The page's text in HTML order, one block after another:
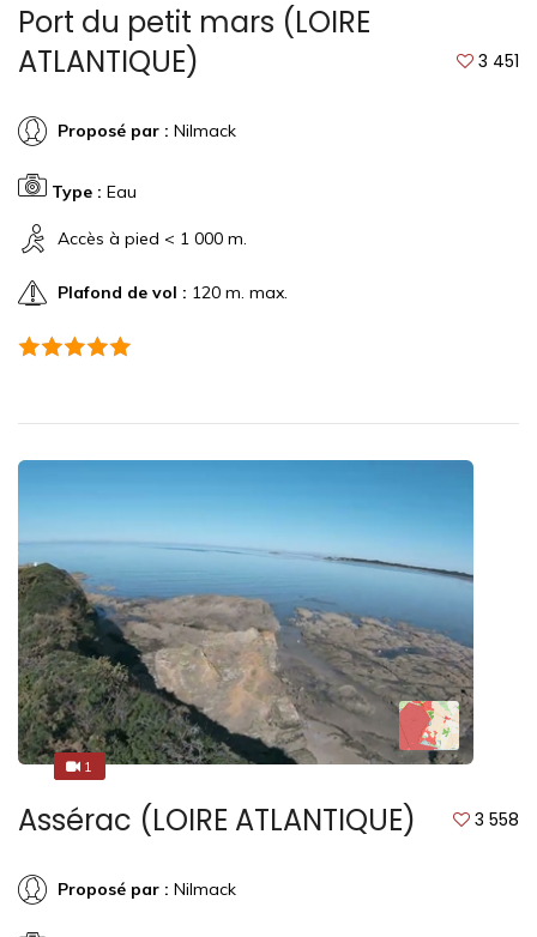
Port du petit mars (LOIRE
ATLANTIQUE)
3 451
Proposé par : Nilmack
Type : Eau
Accès à pied < 1 000 m.
Plafond de vol : 120 m. max.
11
Assérac (LOIRE ATLANTIQUE) 3 558
Proposé par : Nilmack